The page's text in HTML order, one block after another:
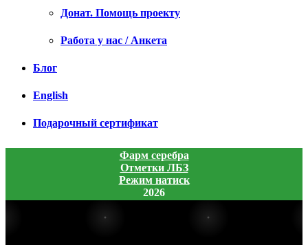
Донат. Помощь проекту
Работа у нас / Анкета
Блог
English
Подарочный сертификат
Фарм серебра
Отметки ЛБЗ
Режим натиск
2026